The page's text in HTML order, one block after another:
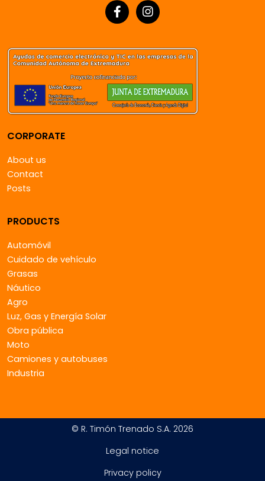
CORPORATE
About us
Contact
Posts
PRODUCTS
Automóvil
Cuidado de vehículo
Grasas
Náutico
Agro
Luz, Gas y Energía Solar
Obra pública
Moto
Camiones y autobuses
Industria
© R. Timón Trenado S.A. 2026
Legal notice
Privacy policy